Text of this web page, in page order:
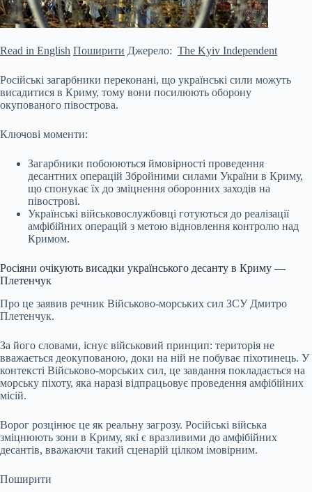
Read in English Поширити Джерело: The Kyiv Independent
Російські загарбники переконані, що українські сили можуть
висадитися в Криму, тому вони посилюють оборону
окупованого півострова.
Ключові моменти:
Загарбники побоюються ймовірності проведення
десантних операцій Збройними силами України в Криму,
що спонукає їх до зміцнення оборонних заходів на
півострові.
Українські військовослужбовці готуються до реалізації
амфібійних операцій з метою відновлення контролю над
Кримом.
Росіяни очікують висадки українського десанту в Криму —
Плетенчук
Про це заявив речник Військово-морських сил ЗСУ Дмитро
Плетенчук.
За його словами, існує військовий принцип: територія не
вважається деокупованою, доки на ній не побуває піхотинець. У
контексті Військово-морських сил, це завдання покладається на
морську піхоту, яка наразі відпрацьовує проведення амфібійних
місій.
Ворог розцінює це як реальну загрозу. Російські війська
зміцнюють зони в Криму, які є вразливими до амфібійних
десантів, вважаючи такий сценарій цілком імовірним.
Поширити